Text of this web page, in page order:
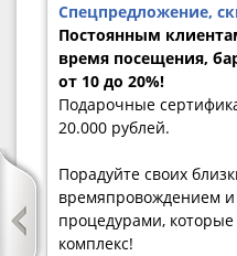
Спецпредложение,
Постоянным
время посещения,
от 10 до 20%!
Подарочные
20.000 рублей.
Порадуйте своих
времяпровождением
процедурами,
комплекс!